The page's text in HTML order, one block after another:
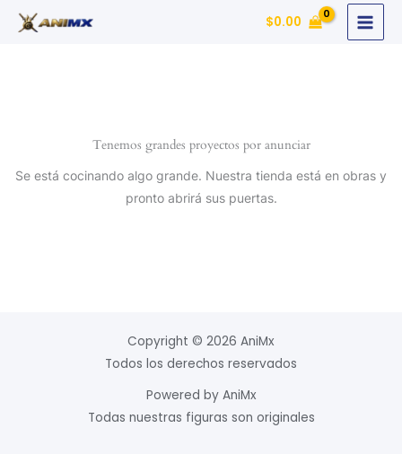
$0.00
Tenemos grandes proyectos por anunciar
Se está cocinando algo grande. Nuestra tienda está en obras y
pronto abrirá sus puertas.
Copyright © 2026 AniMx
Todos los derechos reservados
Powered by AniMx
Todas nuestras figuras son originales